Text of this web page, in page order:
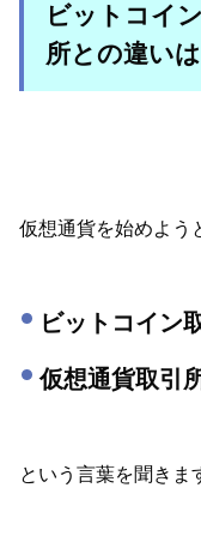
ビットコイ
所との違い
仮想通貨を始めよう
ビットコイン
仮想通貨取引
という言葉を聞きま